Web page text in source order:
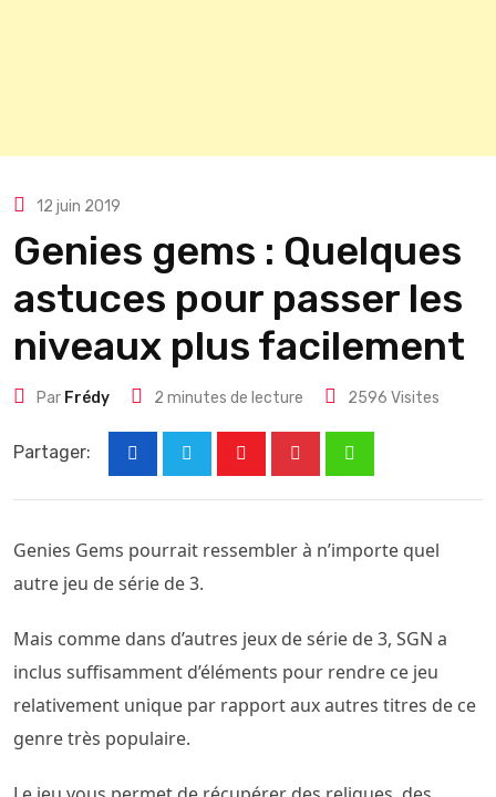
12 juin 2019
Genies gems : Quelques
astuces pour passer les
niveaux plus facilement
Par Frédy 2 minutes de lecture 2596 Visites
Partager:
Genies Gems pourrait ressembler à n’importe quel
autre jeu de série de 3.
Mais comme dans d’autres jeux de série de 3, SGN a
inclus suffisamment d’éléments pour rendre ce jeu
relativement unique par rapport aux autres titres de ce
genre très populaire.